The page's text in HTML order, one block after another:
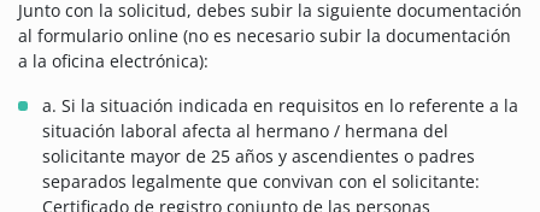
Junto con la solicitud, debes subir la siguiente documentación
al formulario online (no es necesario subir la documentación
a la oficina electrónica):
a. Si la situación indicada en requisitos en lo referente a la
situación laboral afecta al hermano / hermana del
solicitante mayor de 25 años y ascendientes o padres
separados legalmente que convivan con el solicitante:
Certificado de registro conjunto de las personas